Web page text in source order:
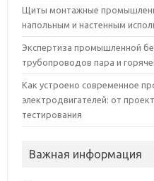
Щиты монтажные
напольным и настенным
Экспертиза промышленной
трубопроводов пара и
Как устроено современное
электродвигателей: от
тестирования
Важная информация